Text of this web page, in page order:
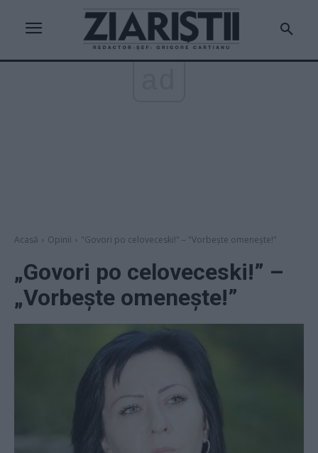
Acasă Opinii "Govori po celoveceski!" – "Vorbeşte omeneşte!"
„Govori po celoveceski!” –
„Vorbeşte omeneşte!”